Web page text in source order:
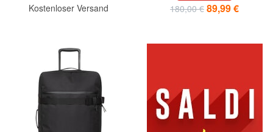
Kostenloser Versand 180,00 € 89,99 €